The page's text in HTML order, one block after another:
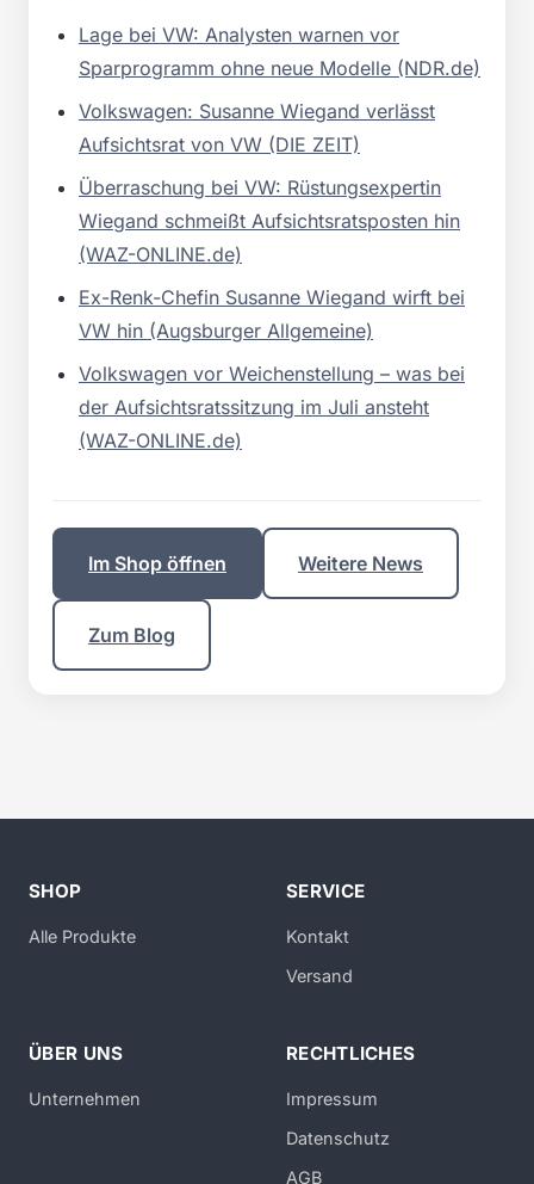
Lage bei VW: Analysten warnen vor
Sparprogramm ohne neue Modelle (NDR.de)
Volkswagen: Susanne Wiegand verlässt
Aufsichtsrat von VW (DIE ZEIT)
Überraschung bei VW: Rüstungsexpertin
Wiegand schmeißt Aufsichtsratsposten hin
(WAZ-ONLINE.de)
Ex-Renk-Chefin Susanne Wiegand wirft bei
VW hin (Augsburger Allgemeine)
Volkswagen vor Weichenstellung – was bei
der Aufsichtsratssitzung im Juli ansteht
(WAZ-ONLINE.de)
Im Shop öffnen Weitere News
Zum Blog
SHOP
Alle Produkte
SERVICE
Kontakt
Versand
ÜBER UNS
Unternehmen
RECHTLICHES
Impressum
Datenschutz
AGB